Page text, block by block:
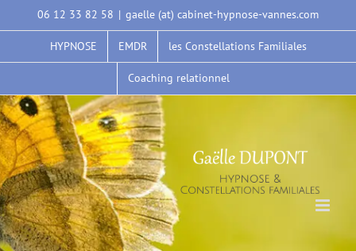
Passer
au
06 12 33 82 58 | gaelle (at) cabinet-hypnose-vannes.com
HYPNOSE EMDR les Constellations Familiales
Coaching relationnel